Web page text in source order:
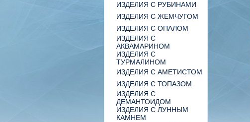
ИЗДЕЛИЯ С РУБИНАМИ
ИЗДЕЛИЯ С ЖЕМЧУГОМ
ИЗДЕЛИЯ С ОПАЛОМ
ИЗДЕЛИЯ С
АКВАМАРИНОМ
ИЗДЕЛИЯ С
ТУРМАЛИНОМ
ИЗДЕЛИЯ С АМЕТИСТОМ
ИЗДЕЛИЯ С ТОПАЗОМ
ИЗДЕЛИЯ С
ДЕМАНТОИДОМ
ИЗДЕЛИЯ С ЛУННЫМ
КАМНЕМ